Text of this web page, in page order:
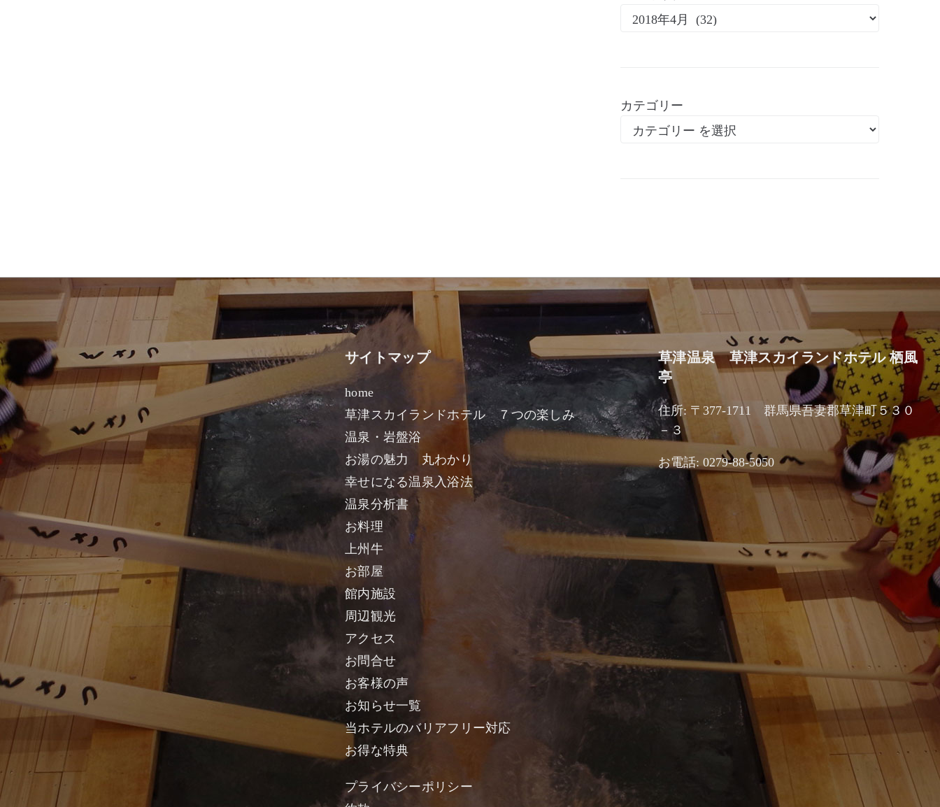
カテゴリー
サイトマップ
home
草津スカイランドホテル ７つの楽しみ
温泉・岩盤浴
お湯の魅力 丸わかり
幸せになる温泉入浴法
温泉分析書
お料理
上州牛
お部屋
館内施設
周辺観光
アクセス
お問合せ
お客様の声
お知らせ一覧
当ホテルのバリアフリー対応
お得な特典
プライバシーポリシー
草津温泉 草津スカイランドホテル 栖風
亭
住所: 〒377-1711 群馬県吾妻郡草津町５３０
－３
お電話: 0279-88-5050